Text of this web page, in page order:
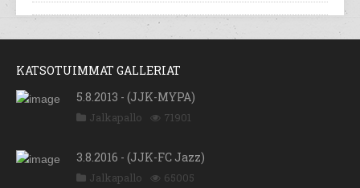
KATSOTUIMMAT GALLERIAT
5.8.2013 - (JJK-MYPA)
Jalkapallo 71901
3.8.2016 - (JJK-FC Jazz)
Jalkapallo 65005